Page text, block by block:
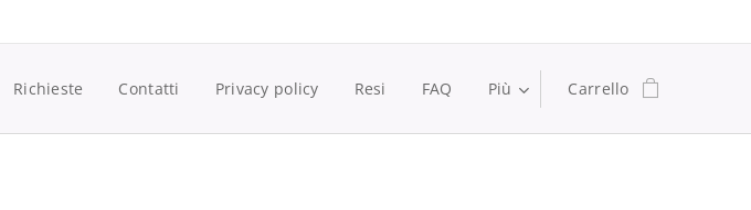
Richieste Contatti Privacy policy Resi FAQ Più Carrello